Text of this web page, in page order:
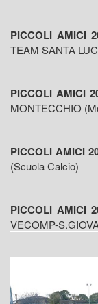
PICCOLI AMICI
TEAM SANTA
PICCOLI AMICI
MONTECCHIO
PICCOLI AMICI
(Scuola Calcio)
PICCOLI AMICI
VECOMP-